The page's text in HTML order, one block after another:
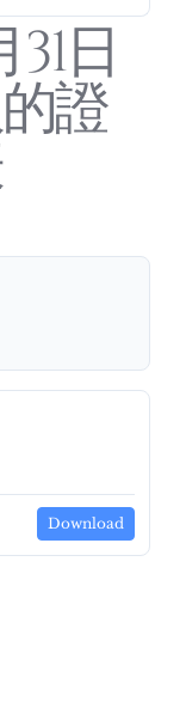
日
證
Download